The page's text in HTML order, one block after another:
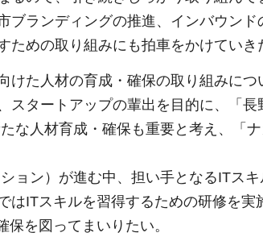
ランディングの推進、インバウンド
めの取り組みにも拍車をかけていき
た人材の育成・確保の取り組みにつ
スタートアップの輩出を目的に、「長
な人材育成・確保も重要と考え、「
ョン）が進む中、担い手となるITス
はITスキルを習得するための研修を実
を図ってまいりたい。